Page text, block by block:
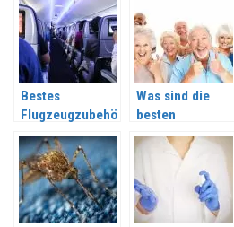
Bestes
Flugzeugzubehö
r 2026
Was sind die
besten
Reiseaccessoire
s für Senioren?